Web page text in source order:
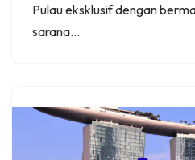
Pulau eksklusif dengan
sarana…